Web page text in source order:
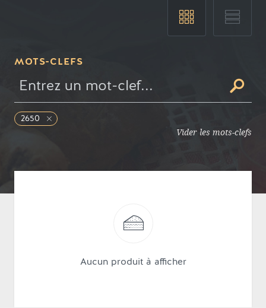
MOTS-CLEFS
2650
Vider les mots-clefs
Aucun produit à afficher